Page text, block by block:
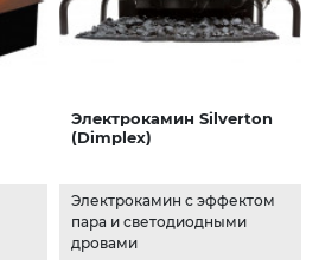
Электрокамин Silverton
(Dimplex)
Электрокамин с эффектом
пара и светодиодными
дровами